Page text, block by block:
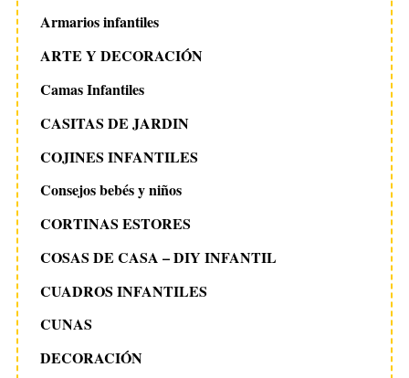
Armarios infantiles
ARTE Y DECORACIÓN
Camas Infantiles
CASITAS DE JARDIN
COJINES INFANTILES
Consejos bebés y niños
CORTINAS ESTORES
COSAS DE CASA – DIY INFANTIL
CUADROS INFANTILES
CUNAS
DECORACIÓN